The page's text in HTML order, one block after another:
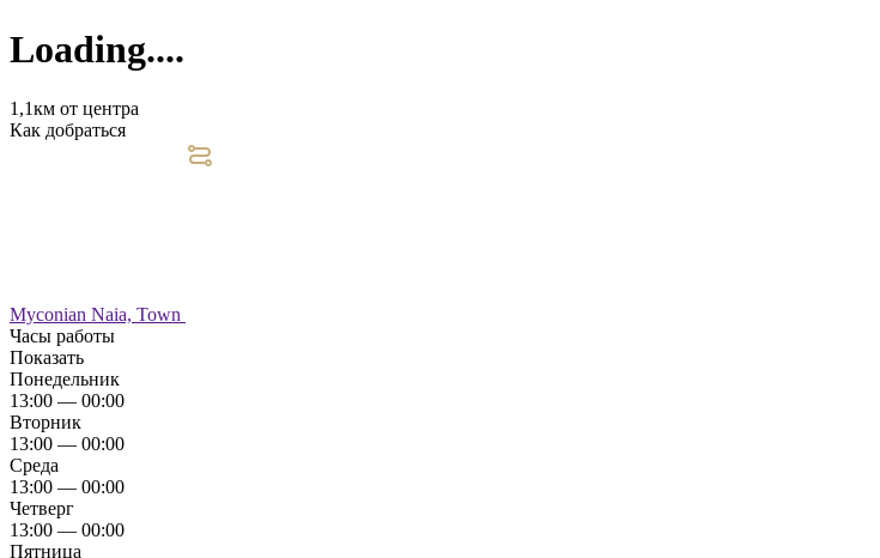
Loading....
1,1км от центра
Как добраться
Myconian Naia, Town
Часы работы
Показать
Понедельник
13:00 — 00:00
Вторник
13:00 — 00:00
Среда
13:00 — 00:00
Четверг
13:00 — 00:00
Пятница